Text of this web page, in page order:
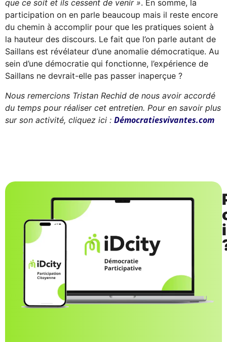
que ce soit et ils cessent de venir ». En somme, la
participation on en parle beaucoup mais il reste encore
du chemin à accomplir pour que les pratiques soient à
la hauteur des discours. Le fait que l’on parle autant de
Saillans est révélateur d’une anomalie démocratique. Au
sein d’une démocratie qui fonctionne, l’expérience de
Saillans ne devrait-elle pas passer inaperçue ?
Nous remercions Tristan Rechid de nous avoir accordé
du temps pour réaliser cet entretien. Pour en savoir plus
sur son activité, cliquez ici : Démocratiesvivantes.com